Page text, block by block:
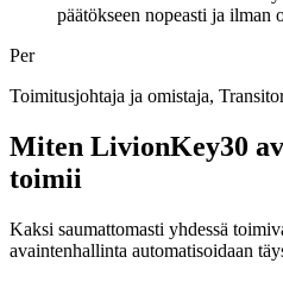
päätökseen nopeasti ja ilman
Per
Toimitusjohtaja ja omistaja,
Miten LivionKey30
toimii
Kaksi saumattomasti yhdessä
avaintenhallinta automatisoidaan